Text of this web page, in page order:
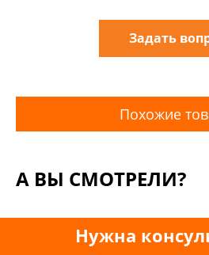
Задать
Похожие
А ВЫ СМОТРЕЛИ?
Нужна